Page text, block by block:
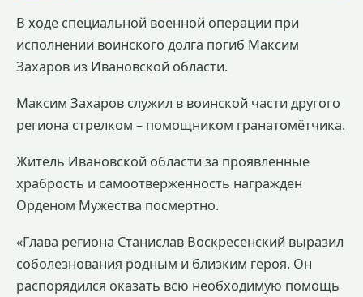
В ходе специальной военной операции при
исполнении воинского долга погиб Максим
Захаров из Ивановской области.
Максим Захаров служил в воинской части другого
региона стрелком – помощником гранатомётчика.
Житель Ивановской области за проявленные
храбрость и самоотверженность награжден
Орденом Мужества посмертно.
«Глава региона Станислав Воскресенский выразил
соболезнования родным и близким героя. Он
распорядился оказать всю необходимую помощь